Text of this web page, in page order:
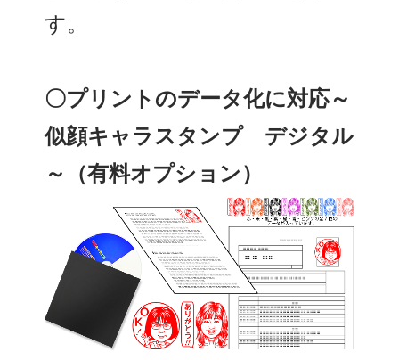
す。
〇プリントのデータ化に対応～
似顔キャラスタンプ デジタル
～（有料オプション）